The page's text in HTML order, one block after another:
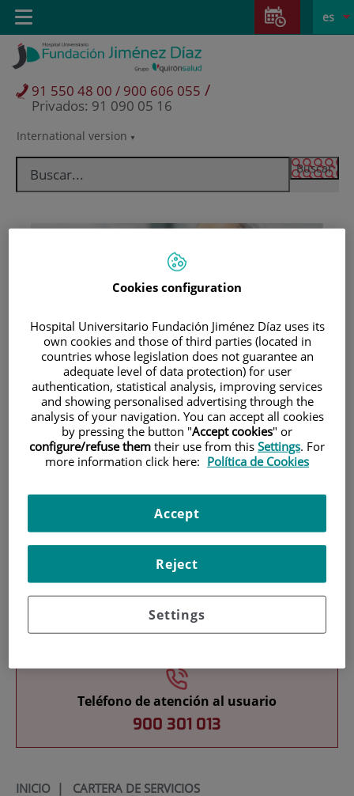
Saltar al contenido
Saltar
contenido
Selector
idioma
activo
es
International version
91 550 48 00 / 900 606 055 /
Privados: 91 090 05 16
Toggle
navigation
Pacientes y visitantes
Teléfono de atención al usuario
900 301 013
INICIO| CARTERA DE SERVICIOS
Cookies configuration
Hospital Universitario Fundación Jiménez Díaz uses its
own cookies and those of third parties (located in
countries whose legislation does not guarantee an
adequate level of data protection) for user
authentication, statistical analysis, improving services
and showing personalised advertising through the
analysis of your navigation. You can accept all cookies
by pressing the button "Accept cookies" or
configure/refuse them their use from this Settings. For
more information click here: Política de Cookies
Settings
Reject
Accept